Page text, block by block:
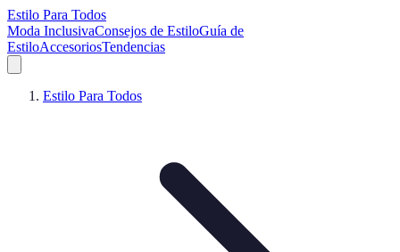
Estilo Para Todos
Moda InclusivaConsejos de EstiloGuía de
EstiloAccesoriosTendencias
Estilo Para Todos